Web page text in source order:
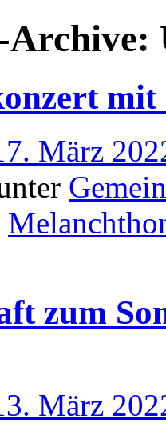
Archive:
März
zum
März